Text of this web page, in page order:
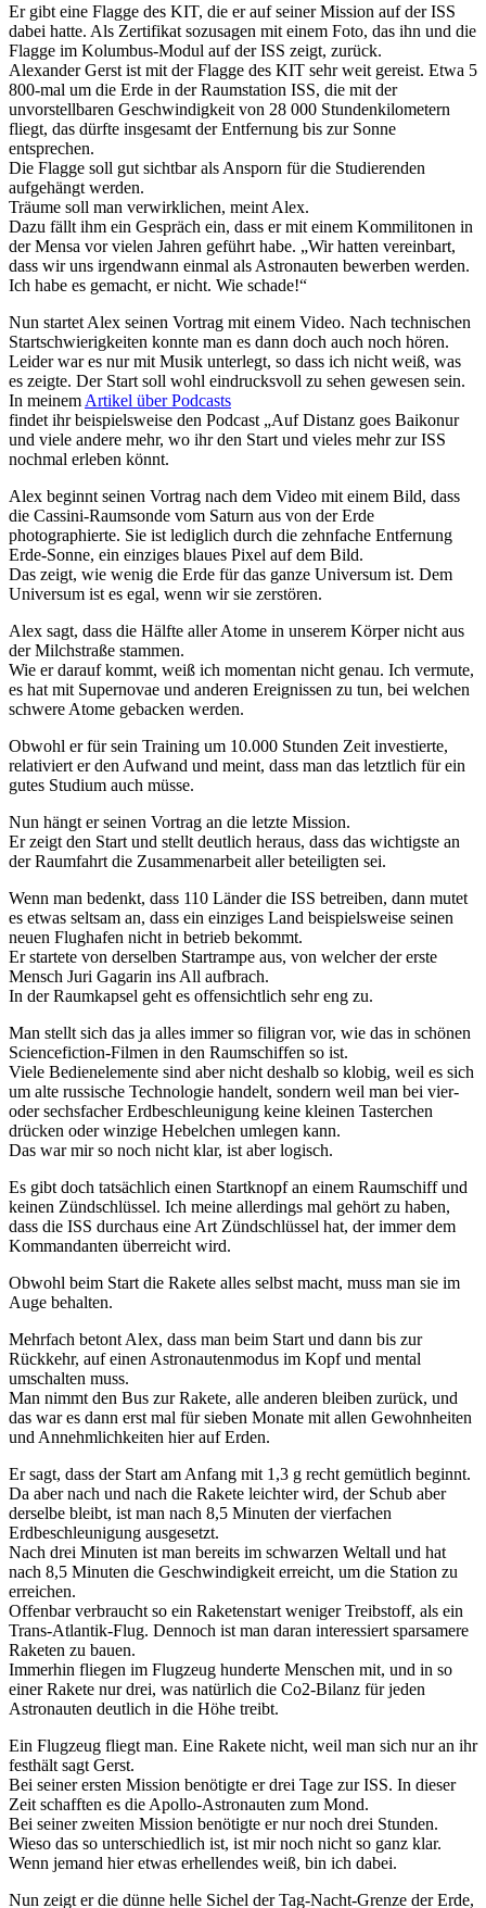
Er gibt eine Flagge des KIT, die er auf seiner Mission auf der ISS
dabei hatte. Als Zertifikat sozusagen mit einem Foto, das ihn und die
Flagge im Kolumbus-Modul auf der ISS zeigt, zurück.
Alexander Gerst ist mit der Flagge des KIT sehr weit gereist. Etwa 5
800-mal um die Erde in der Raumstation ISS, die mit der
unvorstellbaren Geschwindigkeit von 28 000 Stundenkilometern
fliegt, das dürfte insgesamt der Entfernung bis zur Sonne
entsprechen.
Die Flagge soll gut sichtbar als Ansporn für die Studierenden
aufgehängt werden.
Träume soll man verwirklichen, meint Alex.
Dazu fällt ihm ein Gespräch ein, dass er mit einem Kommilitonen in
der Mensa vor vielen Jahren geführt habe. „Wir hatten vereinbart,
dass wir uns irgendwann einmal als Astronauten bewerben werden.
Ich habe es gemacht, er nicht. Wie schade!“
Nun startet Alex seinen Vortrag mit einem Video. Nach technischen
Startschwierigkeiten konnte man es dann doch auch noch hören.
Leider war es nur mit Musik unterlegt, so dass ich nicht weiß, was
es zeigte. Der Start soll wohl eindrucksvoll zu sehen gewesen sein.
In meinem Artikel über Podcasts
findet ihr beispielsweise den Podcast „Auf Distanz goes Baikonur
und viele andere mehr, wo ihr den Start und vieles mehr zur ISS
nochmal erleben könnt.
Alex beginnt seinen Vortrag nach dem Video mit einem Bild, dass
die Cassini-Raumsonde vom Saturn aus von der Erde
photographierte. Sie ist lediglich durch die zehnfache Entfernung
Erde-Sonne, ein einziges blaues Pixel auf dem Bild.
Das zeigt, wie wenig die Erde für das ganze Universum ist. Dem
Universum ist es egal, wenn wir sie zerstören.
Alex sagt, dass die Hälfte aller Atome in unserem Körper nicht aus
der Milchstraße stammen.
Wie er darauf kommt, weiß ich momentan nicht genau. Ich vermute,
es hat mit Supernovae und anderen Ereignissen zu tun, bei welchen
schwere Atome gebacken werden.
Obwohl er für sein Training um 10.000 Stunden Zeit investierte,
relativiert er den Aufwand und meint, dass man das letztlich für ein
gutes Studium auch müsse.
Nun hängt er seinen Vortrag an die letzte Mission.
Er zeigt den Start und stellt deutlich heraus, dass das wichtigste an
der Raumfahrt die Zusammenarbeit aller beteiligten sei.
Wenn man bedenkt, dass 110 Länder die ISS betreiben, dann mutet
es etwas seltsam an, dass ein einziges Land beispielsweise seinen
neuen Flughafen nicht in betrieb bekommt.
Er startete von derselben Startrampe aus, von welcher der erste
Mensch Juri Gagarin ins All aufbrach.
In der Raumkapsel geht es offensichtlich sehr eng zu.
Man stellt sich das ja alles immer so filigran vor, wie das in schönen
Sciencefiction-Filmen in den Raumschiffen so ist.
Viele Bedienelemente sind aber nicht deshalb so klobig, weil es sich
um alte russische Technologie handelt, sondern weil man bei vier-
oder sechsfacher Erdbeschleunigung keine kleinen Tasterchen
drücken oder winzige Hebelchen umlegen kann.
Das war mir so noch nicht klar, ist aber logisch.
Es gibt doch tatsächlich einen Startknopf an einem Raumschiff und
keinen Zündschlüssel. Ich meine allerdings mal gehört zu haben,
dass die ISS durchaus eine Art Zündschlüssel hat, der immer dem
Kommandanten überreicht wird.
Obwohl beim Start die Rakete alles selbst macht, muss man sie im
Auge behalten.
Mehrfach betont Alex, dass man beim Start und dann bis zur
Rückkehr, auf einen Astronautenmodus im Kopf und mental
umschalten muss.
Man nimmt den Bus zur Rakete, alle anderen bleiben zurück, und
das war es dann erst mal für sieben Monate mit allen Gewohnheiten
und Annehmlichkeiten hier auf Erden.
Er sagt, dass der Start am Anfang mit 1,3 g recht gemütlich beginnt.
Da aber nach und nach die Rakete leichter wird, der Schub aber
derselbe bleibt, ist man nach 8,5 Minuten der vierfachen
Erdbeschleunigung ausgesetzt.
Nach drei Minuten ist man bereits im schwarzen Weltall und hat
nach 8,5 Minuten die Geschwindigkeit erreicht, um die Station zu
erreichen.
Offenbar verbraucht so ein Raketenstart weniger Treibstoff, als ein
Trans-Atlantik-Flug. Dennoch ist man daran interessiert sparsamere
Raketen zu bauen.
Immerhin fliegen im Flugzeug hunderte Menschen mit, und in so
einer Rakete nur drei, was natürlich die Co2-Bilanz für jeden
Astronauten deutlich in die Höhe treibt.
Ein Flugzeug fliegt man. Eine Rakete nicht, weil man sich nur an ihr
festhält sagt Gerst.
Bei seiner ersten Mission benötigte er drei Tage zur ISS. In dieser
Zeit schafften es die Apollo-Astronauten zum Mond.
Bei seiner zweiten Mission benötigte er nur noch drei Stunden.
Wieso das so unterschiedlich ist, ist mir noch nicht so ganz klar.
Wenn jemand hier etwas erhellendes weiß, bin ich dabei.
Nun zeigt er die dünne helle Sichel der Tag-Nacht-Grenze der Erde,